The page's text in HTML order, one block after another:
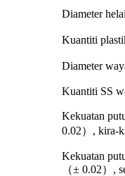
Diameter
Kuantiti
Diameter
Kuantiti SS
Kekuatan
0.02）, kira-
Kekuatan
（± 0.02）,